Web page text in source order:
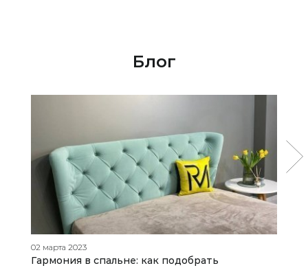
Блог
02 марта 2023
Гармония в спальне: как подобрать